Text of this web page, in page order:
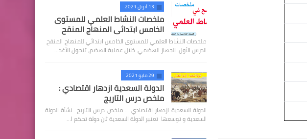
13 أبريل 2021
ملخصات النشاط العلمي للمستوى
الخامس ابتدائي المنهاج المنقح
ملخصات النشاط العلمي للمستوى الخامس ابتدائي للمنهاج المنقح
الدرس الأول: الجهاز الهضمي خلال عملية الهضم، تتحول الأغذ…
29 مايو 2021
الدولة السعدية ازدهار اقتصادي :
ملخص درس التاريج
الدولة السعدية ازدهار اقتصادي : ملخص درس التاريج نشأة الدولة
السعدية و توسعها تعتبر الدولة السعدية ثان دولة تحكم ا…